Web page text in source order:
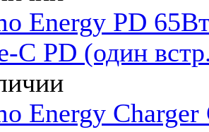
Energy PD
C PD (один
Energy